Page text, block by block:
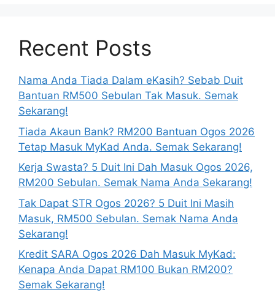
Recent Posts
Nama Anda Tiada Dalam eKasih? Sebab Duit
Bantuan RM500 Sebulan Tak Masuk. Semak
Sekarang!
Tiada Akaun Bank? RM200 Bantuan Ogos 2026
Tetap Masuk MyKad Anda. Semak Sekarang!
Kerja Swasta? 5 Duit Ini Dah Masuk Ogos 2026,
RM200 Sebulan. Semak Nama Anda Sekarang!
Tak Dapat STR Ogos 2026? 5 Duit Ini Masih
Masuk, RM500 Sebulan. Semak Nama Anda
Sekarang!
Kredit SARA Ogos 2026 Dah Masuk MyKad:
Kenapa Anda Dapat RM100 Bukan RM200?
Semak Sekarang!